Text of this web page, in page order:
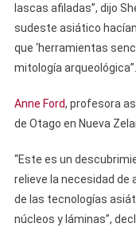
lascas afiladas”, dijo
sudeste asiático
que ‘herramientas
mitología arqueológica”.
Anne Ford, profesora
de Otago en Nueva
“Este es un
relieve la necesidad de
de las tecnologías
núcleos y láminas”,